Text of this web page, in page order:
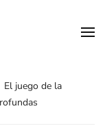
El juego de la